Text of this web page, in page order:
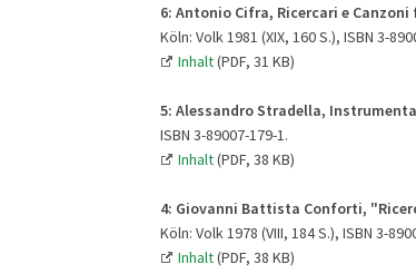
6: Antonio Cifra, Ricercari e Canzoni
Köln: Volk 1981 (XIX, 160 S.), ISBN 3-
Inhalt(PDF, 31 KB)
5: Alessandro Stradella,
ISBN 3-89007-179-1.
Inhalt(PDF, 38 KB)
4: Giovanni Battista Conforti,
Köln: Volk 1978 (VIII, 184 S.), ISBN 3-
Inhalt(PDF, 38 KB)